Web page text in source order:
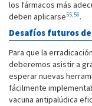
los fármacos más
deben aplicarse55,56.
Desafíos futuros
Para que la
deberemos asistir a
esperar nuevas
fácilmente
vacuna antipalúdica